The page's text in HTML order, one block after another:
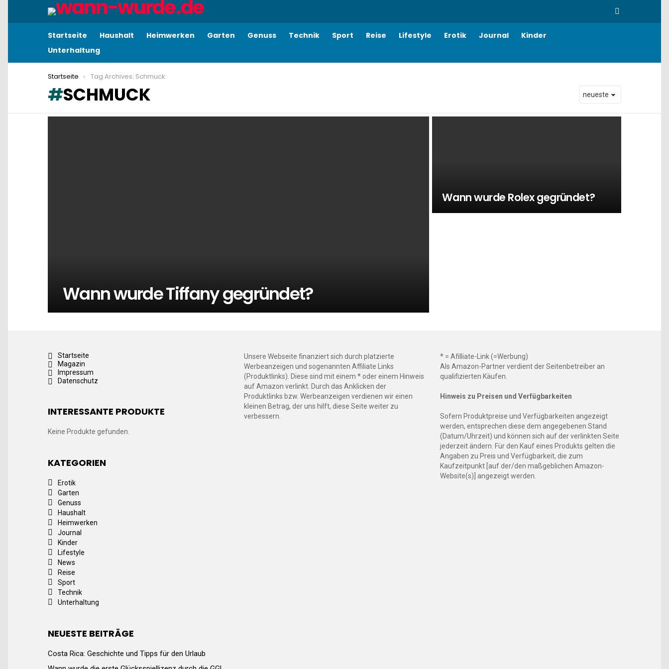
Startseite Haushalt Heimwerken Garten Genuss Technik Sport Reise Lifestyle Erotik Journal
Kinder
Unterhaltung
You are here:
Startseite Tag Archives: Schmuck
SCHMUCK
LATEST
Wann wurde Tiffany gegründet?
Wann wurde Rolex gegründet?
Startseite
Magazin
Impressum
Datenschutz
INTERESSANTE PRODUKTE
Keine Produkte gefunden.
KATEGORIEN
Erotik
Garten
Genuss
Haushalt
Heimwerken
Journal
Kinder
Lifestyle
News
Reise
Sport
Technik
Unterhaltung
NEUESTE BEITRÄGE
Costa Rica: Geschichte und Tipps für den Urlaub
Unsere Webseite finanziert sich durch platzierte
Werbeanzeigen und sogenannten Affiliate Links
(Produktlinks). Diese sind mit einem * oder einem Hinweis
auf Amazon verlinkt. Durch das Anklicken der
Produktlinks bzw. Werbeanzeigen verdienen wir einen
kleinen Betrag, der uns hilft, diese Seite weiter zu
verbessern.
* = Afilliate-Link (=Werbung)
Als Amazon-Partner verdient der Seitenbetreiber an
qualifizierten Käufen.
Hinweis zu Preisen und Verfügbarkeiten
Sofern Produktpreise und Verfügbarkeiten angezeigt
werden, entsprechen diese dem angegebenen Stand
(Datum/Uhrzeit) und können sich auf der verlinkten Seite
jederzeit ändern. Für den Kauf eines Produkts gelten die
Angaben zu Preis und Verfügbarkeit, die zum
Kaufzeitpunkt [auf der/den maßgeblichen Amazon-
Website(s)] angezeigt werden.